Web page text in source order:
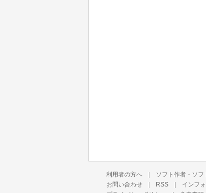
利用者の方へ | ソフト作者・ソ
お問い合わせ | RSS | インフ